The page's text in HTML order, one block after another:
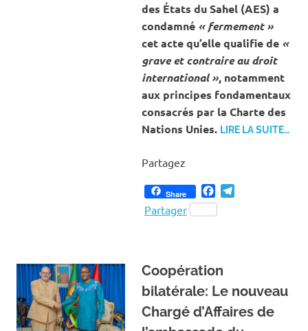
des États du Sahel (AES) a
condamné « fermement »
cet acte qu’elle qualifie de«
grave et contraire au droit
international », notamment
aux principes fondamentaux
consacrés par la Charte des
Nations Unies. LIRE LA SUITE…
Partagez
Share Facebook
Partager
Coopération
bilatérale: Le nouveau
Chargé d’Affaires de